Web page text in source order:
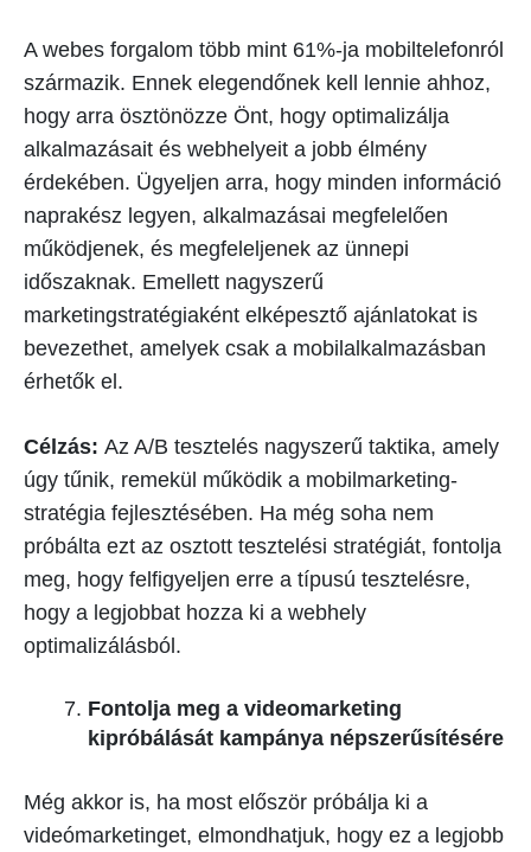
A webes forgalom több mint 61%-ja mobiltelefonról
származik. Ennek elegendőnek kell lennie ahhoz,
hogy arra ösztönözze Önt, hogy optimalizálja
alkalmazásait és webhelyeit a jobb élmény
érdekében. Ügyeljen arra, hogy minden információ
naprakész legyen, alkalmazásai megfelelően
működjenek, és megfeleljenek az ünnepi
időszaknak. Emellett nagyszerű
marketingstratégiaként elképesztő ajánlatokat is
bevezethet, amelyek csak a mobilalkalmazásban
érhetők el.
Célzás: Az A/B tesztelés nagyszerű taktika, amely
úgy tűnik, remekül működik a mobilmarketing-
stratégia fejlesztésében. Ha még soha nem
próbálta ezt az osztott tesztelési stratégiát, fontolja
meg, hogy felfigyeljen erre a típusú tesztelésre,
hogy a legjobbat hozza ki a webhely
optimalizálásból.
Fontolja meg a videomarketing
kipróbálását kampánya népszerűsítésére
Még akkor is, ha most először próbálja ki a
videómarketinget, elmondhatjuk, hogy ez a legjobb